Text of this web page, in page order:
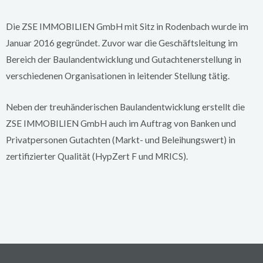
Die ZSE IMMOBILIEN GmbH mit Sitz in Rodenbach wurde im
Januar 2016 gegründet. Zuvor war die Geschäftsleitung im
Bereich der Baulandentwicklung und Gutachtenerstellung in
verschiedenen Organisationen in leitender Stellung tätig.
Neben der treuhänderischen Baulandentwicklung erstellt die
ZSE IMMOBILIEN GmbH auch im Auftrag von Banken und
Privatpersonen Gutachten (Markt- und Beleihungswert) in
zertifizierter Qualität (HypZert F und MRICS).